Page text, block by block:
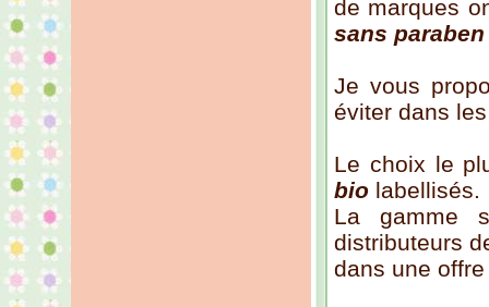
de marques
sans paraben
Je vous
éviter dans
Le choix le
bio labellisés.
La gamme
distributeurs
dans une